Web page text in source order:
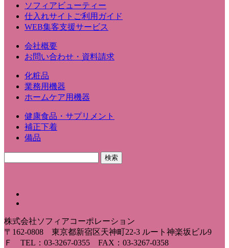
ソフィアビューティー
仕入れサイトご利用ガイド
WEB集客支援サービス
会社概要
お問い合わせ・資料請求
化粧品
業務用機器
ホームケア用機器
健康食品・サプリメント
補正下着
備品
株式会社ソフィアコーポレーション
〒162-0808 東京都新宿区天神町22-3 ルート神楽坂ビル9
Ｆ TEL：03-3267-0355 FAX：03-3267-0358